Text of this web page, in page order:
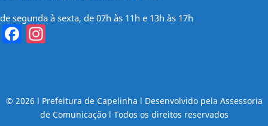
de segunda à sexta, de 07h às 11h e 13h às 17h
Facebook
© 2026 l Prefeitura de Capelinha l Desenvolvido pela Assessoria
de Comunicação l Todos os direitos reservados